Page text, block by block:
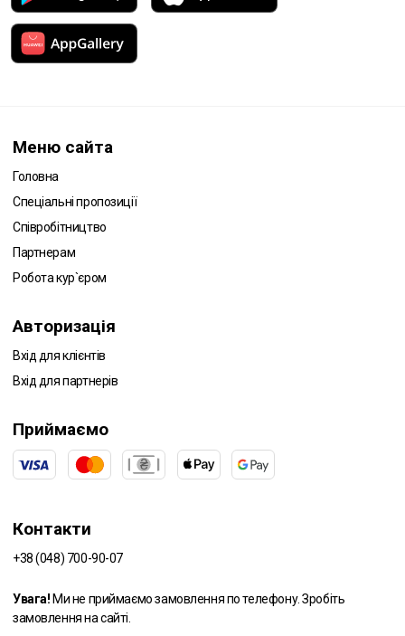
Меню сайта
Головна
Спеціальні пропозиції
Співробітництво
Партнерам
Робота кур`єром
Авторизація
Вхід для клієнтів
Вхід для партнерів
Приймаємо
Контакти
+38 (048) 700-90-07
Увага! Ми не приймаємо замовлення по телефону. Зробіть
замовлення на сайті.